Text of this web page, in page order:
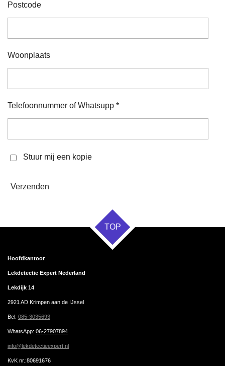
Postcode
Woonplaats
Telefoonnummer of Whatsupp *
Stuur mij een kopie
Verzenden
TOP
Hoofdkantoor
Lekdetectie Expert Nederland
Lekdijk 14
2921 AD Krimpen aan de IJssel
Bel: 085-3035693
WhatsApp: 06-27907894
info@lekdetectieexpert.nl
KvK nr.:80691676